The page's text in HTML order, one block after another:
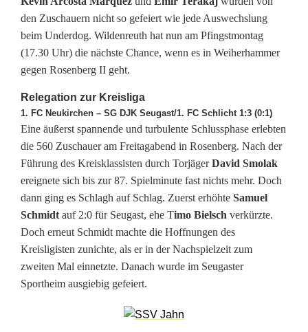
e
i
t
e
r
den Zuschauern nicht so gefeiert wie jede Auswechslung
beim Underdog. Wildenreuth hat nun am Pfingstmontag
(17.30 Uhr) die nächste Chance, wenn es in Weiherhammer
gegen Rosenberg II geht.
Relegation zur Kreisliga
1. FC Neukirchen – SG DJK Seugast/1. FC Schlicht 1:3 (0:1)
Eine äußerst spannende und turbulente Schlussphase erlebten
die 560 Zuschauer am Freitagabend in Rosenberg. Nach der
Führung des Kreisklassisten durch TorjägerDavid Smolak
ereignete sich bis zur 87. Spielminute fast nichts mehr. Doch
dann ging es Schlagh auf Schlag. Zuerst erhöhte Samuel
Schmidt auf 2:0 für Seugast, ehe Timo Bielsch verkürzte.
Doch erneut Schmidt machte die Hoffnungen des
Kreisligisten zunichte, als er in der Nachspielzeit zum
zweiten Mal einnetzte. Danach wurde im Seugaster
Sportheim ausgiebig gefeiert.